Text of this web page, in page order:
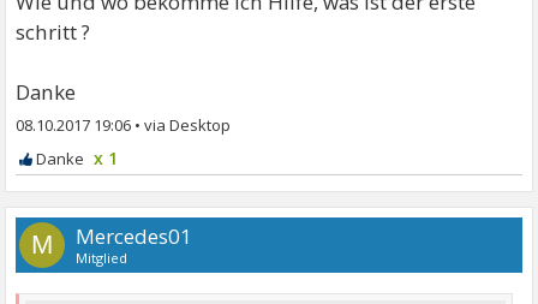
schritt ?
Danke
08.10.2017 19:06 •
x 1
M Mercedes01
Mitglied